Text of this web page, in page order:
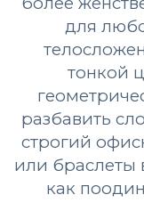
для
тонкой
разбавить
строгий
или
как